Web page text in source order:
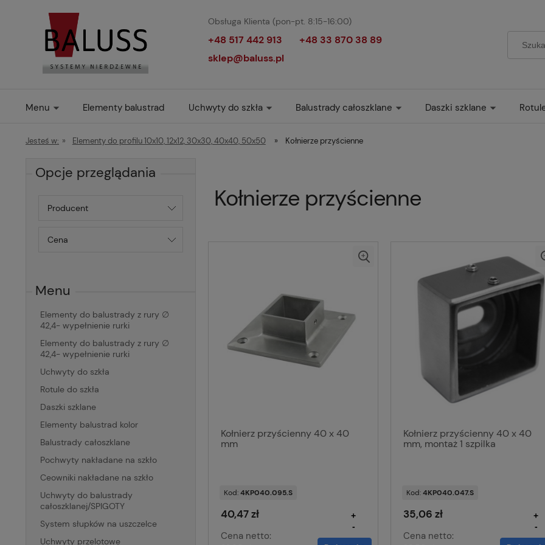
Obsługa Klienta (pon-pt. 8:15-16:00)
+48 517 442 913
+48 33 870 38 89
sklep@baluss.pl
Menu Elementy balustrad Uchwyty do szkła Balustrady całoszklane Daszki szklane
Jesteś w: » Elementy do profilu 10x10, 12x12, 30x30, 40x40, 50x50 » Kołnierze przyścienne
Opcje przeglądania
Producent
Cena
Menu
Elementy do balustrady z rury ∅
42,4- wypełnienie rurki
Elementy do balustrady z rury ∅
42,4- wypełnienie rurki
Uchwyty do szkła
Rotule do szkła
Daszki szklane
Elementy balustrad kolor
Balustrady całoszklane
Pochwyty nakładane na szkło
Ceowniki nakładane na szkło
Uchwyty do balustrady
całoszklanej/SPIGOTY
System słupków na uszczelce
Uchwyty przelotowe
Kołnierze przyścienne
Kołnierz przyścienny 40 x 40
mm
Kod:4KP040.095.S
40,47 zł
Cena netto:
-
+
Kołnierz przyścienny 40 x 40
mm, montaż 1 szpilka
Kod:4KP040.047.S
35,06 zł
Cena netto:
-
+